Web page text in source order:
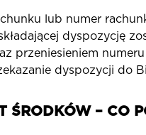
lub numer
dyspozycję
przeniesieniem
dyspozycji do
ŚRODKÓW – CO